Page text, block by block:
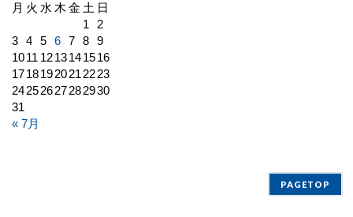
月 火 水 木 金 土 日
« 7月
1
2
3
4 5 6 7 8
9
1011 1213141516
1718192021 2223
24252627282930
31
PAGETOP